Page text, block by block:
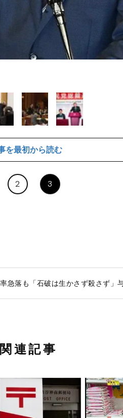
を最初から読む
2 3
急落も「石破は生かさず殺さず」
関連記事